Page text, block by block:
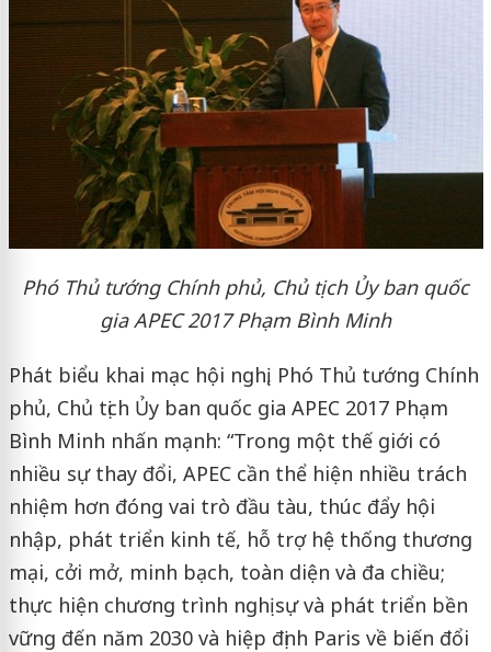
Phó Thủ tướng Chính phủ, Chủ tịch Ủy ban quốc
gia APEC 2017 Phạm Bình Minh
Phát biểu khai mạc hội nghị, Phó Thủ tướng Chính
phủ, Chủ tịch Ủy ban quốc gia APEC 2017 Phạm
Bình Minh nhấn mạnh: “Trong một thế giới có
nhiều sự thay đổi, APEC cần thể hiện nhiều trách
nhiệm hơn đóng vai trò đầu tàu, thúc đẩy hội
nhập, phát triển kinh tế, hỗ trợ hệ thống thương
mại, cởi mở, minh bạch, toàn diện và đa chiều;
thực hiện chương trình nghị sự và phát triển bền
vững đến năm 2030 và hiệp định Paris về biến đổi